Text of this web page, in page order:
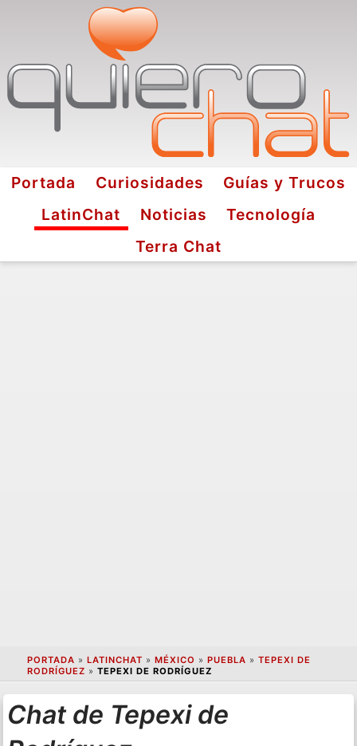
Portada Curiosidades
Guías y Trucos
LatinChat
Noticias
Tecnología
Terra Chat
PORTADA » LATINCHAT » MÉXICO » PUEBLA » TEPEXI DE
RODRÍGUEZ » TEPEXI DE RODRÍGUEZ
Chat de Tepexi de